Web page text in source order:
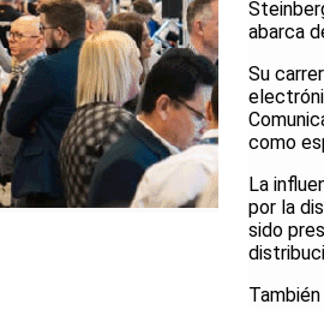
abarca
Su
como
La
por la
sido